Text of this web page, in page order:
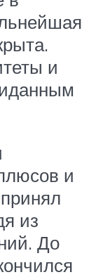
и
и
из
До